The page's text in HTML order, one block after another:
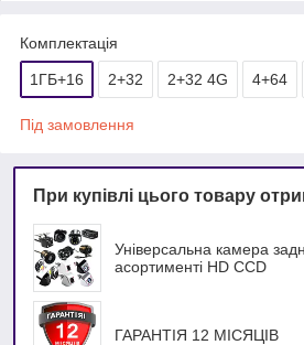
Комплектація
1ГБ+16 2+32 2+32 4G 4+64
Під замовлення
При купівлі цього товару
Універсальна камера
асортименті HD ССD
ГАРАНТІЯ 12 МІСЯЦІВ